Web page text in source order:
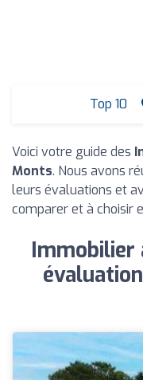
Top 10
Voici votre guide des
Monts. Nous avons
leurs évaluations et
comparer et à choisir
Immobilier